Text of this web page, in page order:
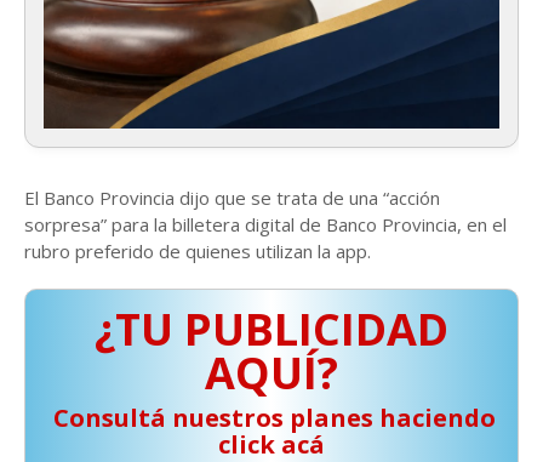
El Banco Provincia dijo que se trata de una “acción
sorpresa” para la billetera digital de Banco Provincia, en el
rubro preferido de quienes utilizan la app.
¿TU PUBLICIDAD
AQUÍ?
️ Consultá nuestros planes haciendo
click acá